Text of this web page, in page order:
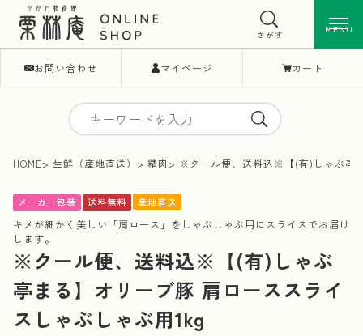
お問い合わせ マイページ カート
MENU
さがす MENU
HOME 生鮮（産地直送） 精肉 ※クール便、送料込※【(有)しゃぶ亭
メーカー包装 送料無料 産地直送
キメが細かく美しい「肩ロース」をしゃぶしゃぶ用にスライスでお届け
します。
※クール便、送料込※【(有)しゃぶ
亭まる】オリーブ豚 肩ローススライ
スしゃぶしゃぶ用1kg